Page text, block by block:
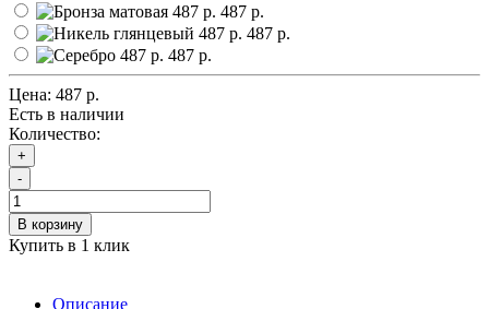
487 р.
487 р.
487 р.
Цена: 487 р.
Есть в наличии
Количество:
+
-
В корзину
Купить в 1 клик
Описание